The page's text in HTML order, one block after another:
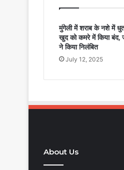
मुंगेली में शराब के नशे में
खुद को कमरे में किया बंद,
ने किया निलंबित
July 12, 2025
About Us